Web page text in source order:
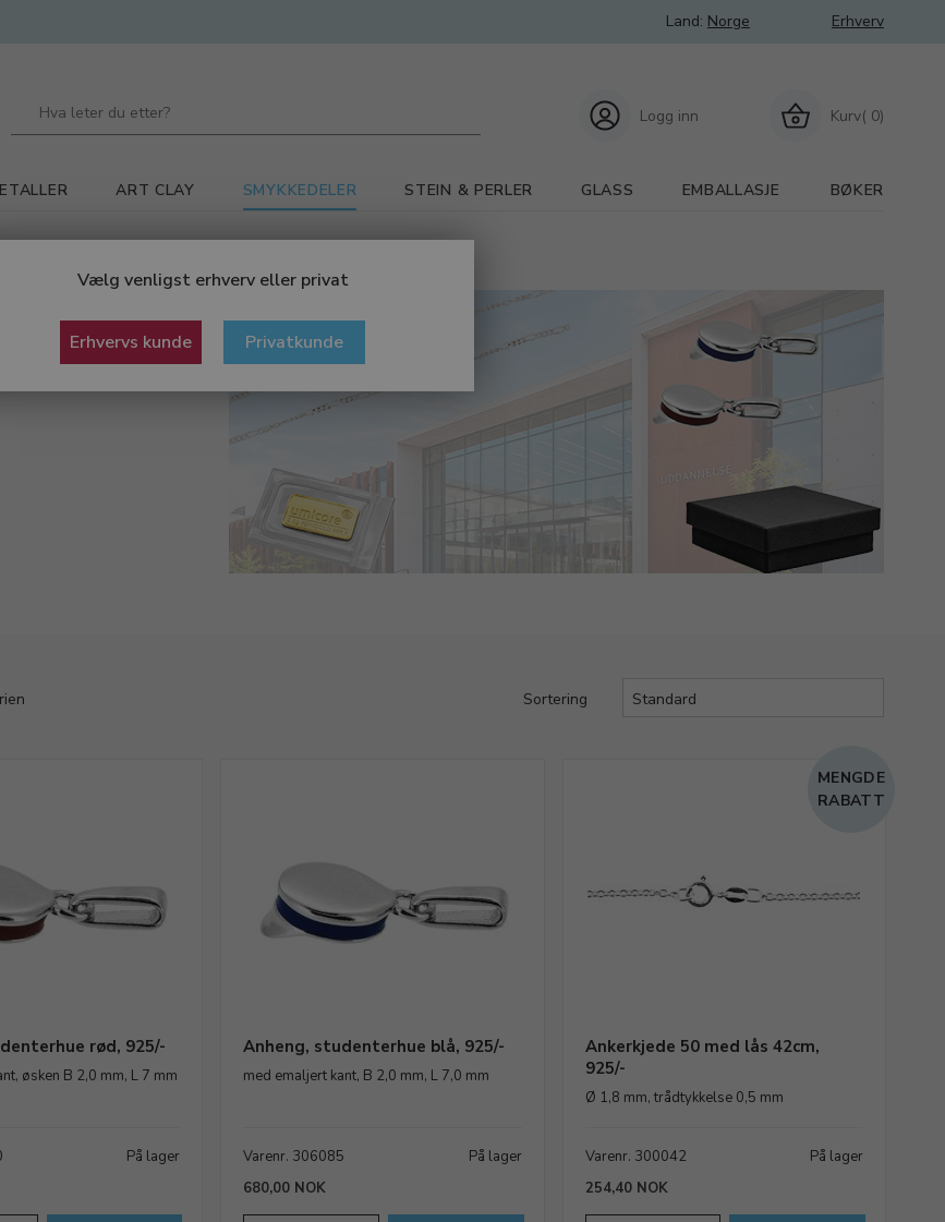
Vælg venligst erhverv eller privat
Erhvervs kunde Privatkunde
Land: Norge Erhverv
Kurv( 0)
Logg inn
ART CLAY SMYKKEDELER STEIN & PERLER GLASS EMBALLASJE BØKER
Sortering
rød, 925/-
øsken B 2,0 mm, L 7 mm
På lager
Anheng, studenterhue blå, 925/-
med emaljert kant, B 2,0 mm, L 7,0 mm
Varenr. 306085
På lager
680,00 NOK
MENGDE
RABATT
Ankerkjede 50 med lås 42cm,
925/-
Ø 1,8 mm, trådtykkelse 0,5 mm
Varenr. 300042
På lager
254,40 NOK